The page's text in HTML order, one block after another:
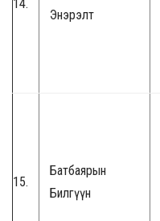
14.
Энэрэлт
15.
Батбаярын
Билгүүн